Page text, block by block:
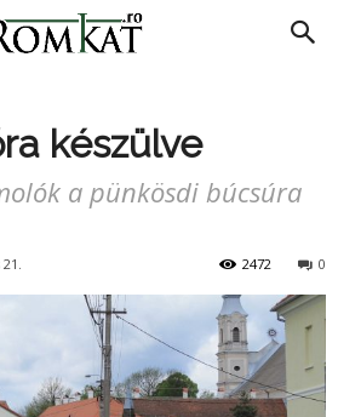
készülve
a pünkösdi búcsúra
0
2472